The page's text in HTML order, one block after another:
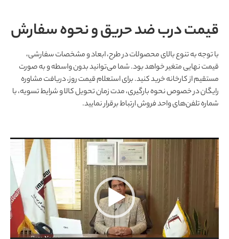
قیمت درب ضد حریق و نحوه سفارش
با توجه به تنوع بالای محصولات در طرح، ابعاد و مشخصات سفارشی،
قیمت نهایی متغیر خواهد بود. شما می‌توانید بدون واسطه و به صورت
مستقیم از کارخانه خرید کنید. برای استعلام قیمت روز، دریافت مشاوره
رایگان در خصوص نحوه بارگیری، مدت زمان تحویل کالا و شرایط تسویه، با
شماره تلفن‌های واحد فروش ارتباط برقرار نمایید.
نمایشگر
ویدیو